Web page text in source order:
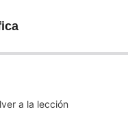
a la lección